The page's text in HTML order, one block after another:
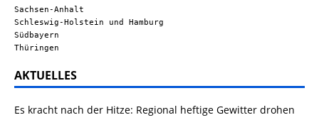
Sachsen-Anhalt
Schleswig-Holstein und Hamburg
Südbayern
Thüringen
AKTUELLES
Es kracht nach der Hitze: Regional heftige Gewitter drohen